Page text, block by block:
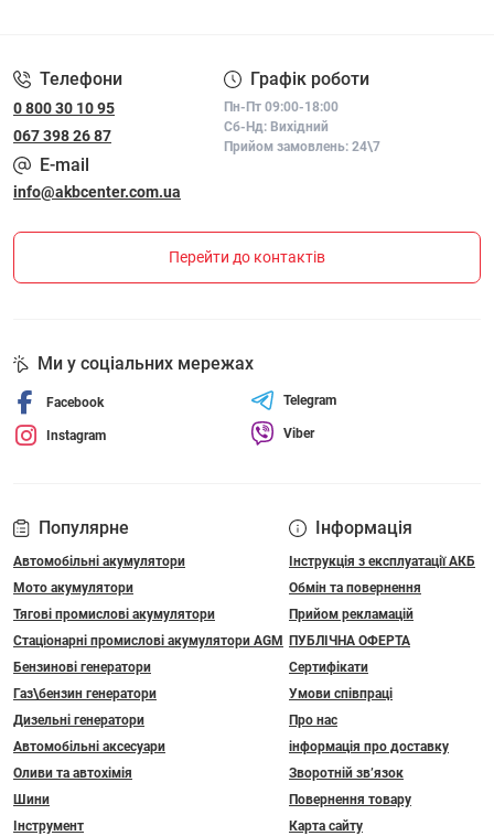
Телефони
0 800 30 10 95
067 398 26 87
Графік роботи
Пн-Пт 09:00-18:00
Сб-Нд: Вихідний
Прийом замовлень: 24\7
E-mail
info@akbcenter.com.ua
Перейти до контактів
Популярне
Автомобільні акумулятори
Мото акумулятори
Тягові промислові акумулятори
Стаціонарні промислові акумулятори АGM
Бензинові генератори
Газ\бензин генератори
Дизельні генератори
Автомобільні аксесуари
Оливи та автохімія
Шини
Інструмент
Інформація
Інструкція з експлуатації АКБ
Обмін та повернення
Прийом рекламацій
ПУБЛІЧНА ОФЕРТА
Сертифікати
Умови співпраці
Про нас
інформація про доставку
Зворотній зв’язок
Повернення товару
Карта сайту
Ми у соціальних мережах
Facebook
Instagram
Telegram
Viber